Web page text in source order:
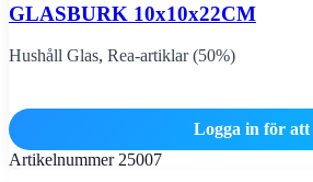
GLASBURK 10x10x22CM
Hushåll Glas, Rea-artiklar (50%)
Logga in för att
Artikelnummer 25007